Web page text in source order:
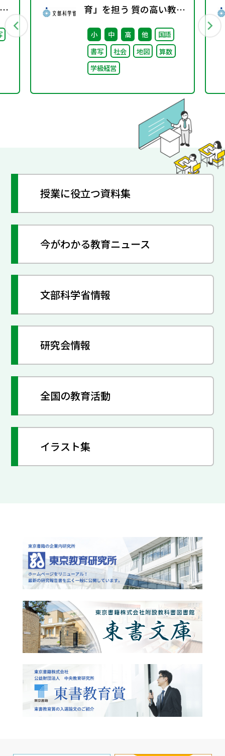
育」を担う 質の高い教師
の確保のための環境整備
に関する 総合的な方策に
ついて （答申）
小 中 高 他
国語
書写
社会 地図
算数
学級経営
授業に役立つ資料集
今がわかる教育ニュース
文部科学省情報
研究会情報
全国の教育活動
イラスト集